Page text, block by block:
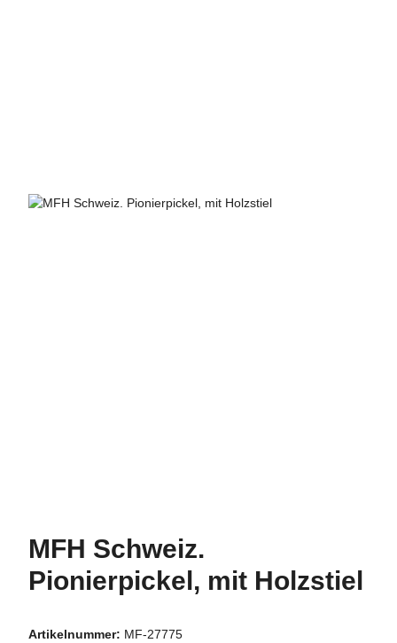
MFH Schweiz.
Pionierpickel, mit Holzstiel
Artikelnummer: MF-27775